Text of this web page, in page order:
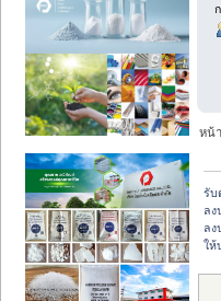
หน้
รับ
ลง
ลง
ให้